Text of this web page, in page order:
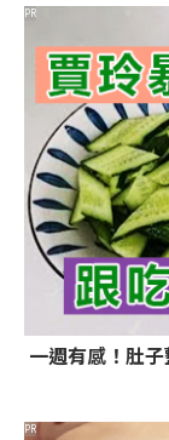
一週有感！肚
PR
PR